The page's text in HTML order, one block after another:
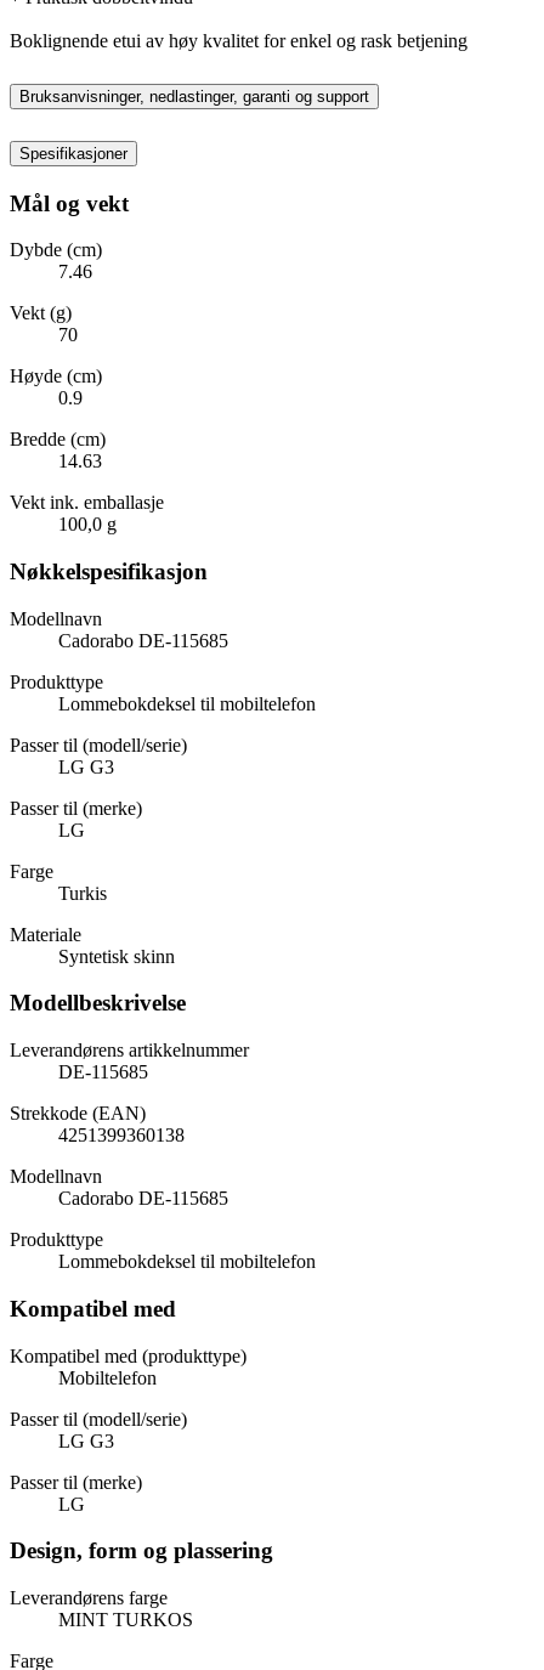
Boklignende etui av høy kvalitet for enkel og rask betjening
Bruksanvisninger, nedlastinger, garanti og support
Spesifikasjoner
Mål og vekt
Dybde (cm)
7.46
Vekt (g)
70
Høyde (cm)
0.9
Bredde (cm)
14.63
Vekt ink. emballasje
100,0 g
Nøkkelspesifikasjon
Modellnavn
Cadorabo DE-115685
Produkttype
Lommebokdeksel til mobiltelefon
Passer til (modell/serie)
LG G3
Passer til (merke)
LG
Farge
Turkis
Materiale
Syntetisk skinn
Modellbeskrivelse
Leverandørens artikkelnummer
DE-115685
Strekkode (EAN)
4251399360138
Modellnavn
Cadorabo DE-115685
Produkttype
Lommebokdeksel til mobiltelefon
Kompatibel med
Kompatibel med (produkttype)
Mobiltelefon
Passer til (modell/serie)
LG G3
Passer til (merke)
LG
Design, form og plassering
Leverandørens farge
MINT TURKOS
Farge